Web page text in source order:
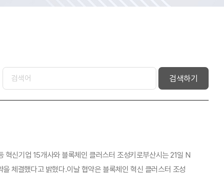
검색하기
혁신기업 15개사와 블록체인 클러스터 조성키로부산시는 21일 N
체결했다고 밝혔다.이날 협약은 블록체인 혁신 클러스터 조성